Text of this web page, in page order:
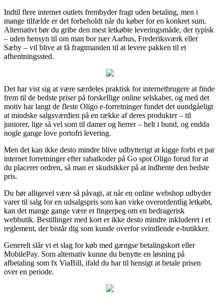
Indtil flere internet outlets frembyder fragt uden betaling, men i
mange tilfælde er det forbeholdt når du køber for en konkret sum.
Alternativt bør du gribe den mest letkøbte leveringsmåde, der typisk
– uden hensyn til om man bor nær Aarhus, Frederiksværk eller
Sæby – vil blive at få fragtmanden til at levere pakken til et
afhentningssted.
Det har vist sig at være særdeles praktisk for internetbrugere at finde
frem til de bedste priser på forskellige online selskaber, og med det
motiv har langt de fleste Oligo e-forretninger fundet det uundgåeligt
at mindske salgsværdien på en række af deres produkter – til
juniorer, lige så vel som til damer og herrer – helt i bund, og endda
nogle gange love portofri levering.
Men det kan ikke desto mindre blive udbytterigt at kigge forbi et par
internet forretninger efter rabatkoder på Go spot Oligo forud for at
du placerer ordren, så man er skudsikker på at indhente den bedste
pris.
Du bør alligevel være så påvagt, at når en online webshop udbyder
varer til salg for en udsalgspris som kan virke overordentlig letkøbt,
kan det mange gange være et fingerpeg om en bedragerisk
webbutik. Bestillinger med kort er ikke desto mindre inkluderet i et
reglement, der bistår dig som kunde overfor svindlende e-butikker.
Generelt slår vi et slag for køb med gængse betalingskort eller
MobilePay. Som alternativ kunne du benytte en løsning på
afbetaling som fx ViaBill, ifald du har til hensigt at betale prisen
over en periode.